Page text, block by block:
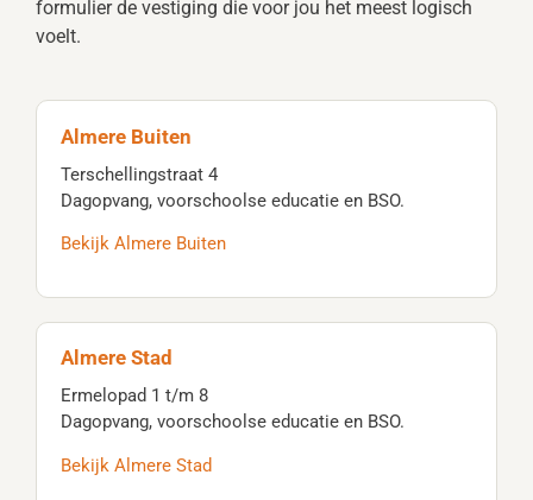
formulier de vestiging die voor jou het meest logisch
voelt.
Almere Buiten
Terschellingstraat 4
Dagopvang, voorschoolse educatie en BSO.
Bekijk Almere Buiten
Almere Stad
Ermelopad 1 t/m 8
Dagopvang, voorschoolse educatie en BSO.
Bekijk Almere Stad